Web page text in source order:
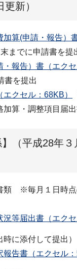
新）
算(申請・報告）
までに申請書を提
報告）書（エクセ
書を提出
クセル：68KB）
算・調整項目届
】（平成28年
類 ※毎月１日時
等届出書（エクセ
時に添付して提出）
報告書（エクセル：